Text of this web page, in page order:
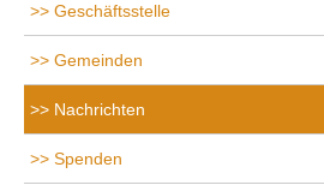
Geschäftsstelle
Gemeinden
Nachrichten
Spenden